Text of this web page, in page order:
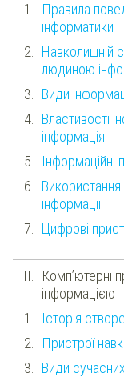
Правила
інформатики
Навколишній
людиною
Види
Властивості
інформація
Інформаційні
інформації
Цифрові
Комп’ютерні
інформацією
Історія
Пристрої
Види